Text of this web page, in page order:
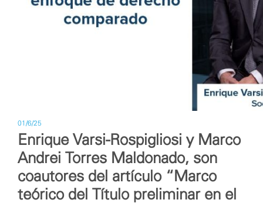
01/6/25
Enrique Varsi-Rospigliosi y Marco
Andrei Torres Maldonado, son
coautores del artículo “Marco
teórico del Título preliminar en el